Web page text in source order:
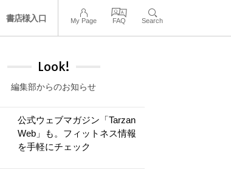
書店様入口 My Page FAQ Search
Look!
編集部からのお知らせ
公式ウェブマガジン「Tarzan
Web」も。フィットネス情報
を手軽にチェック